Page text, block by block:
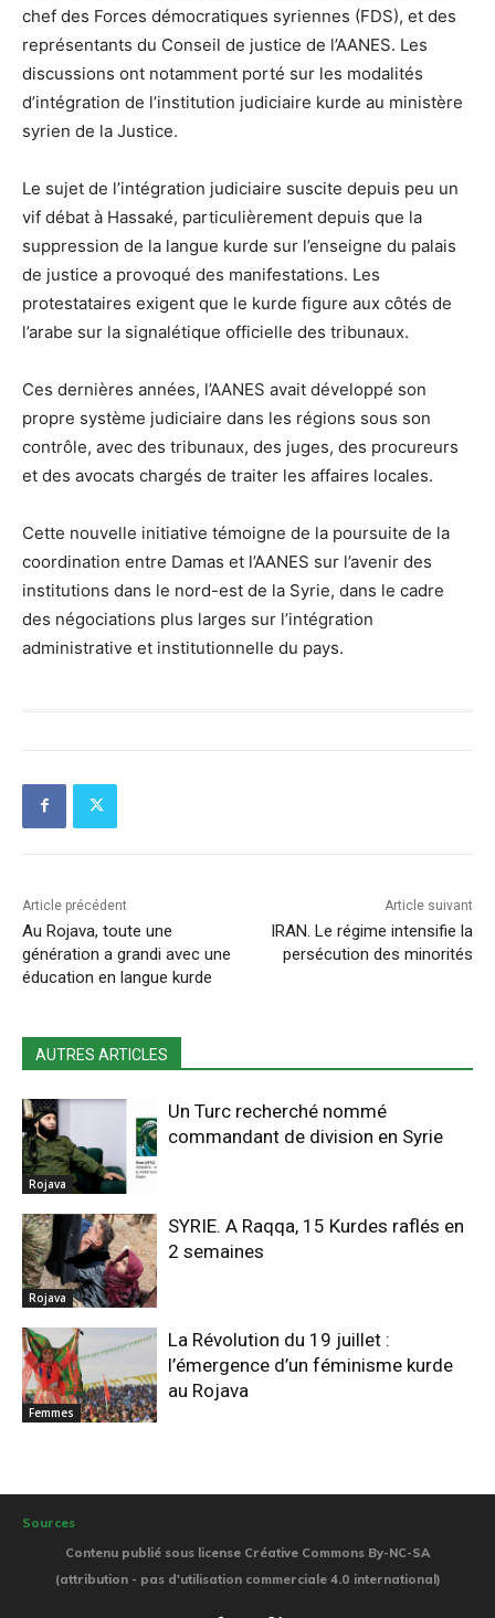
chef des Forces démocratiques syriennes (FDS), et des
représentants du Conseil de justice de l’AANES. Les
discussions ont notamment porté sur les modalités
d’intégration de l’institution judiciaire kurde au ministère
syrien de la Justice.
Le sujet de l’intégration judiciaire suscite depuis peu un
vif débat à Hassaké, particulièrement depuis que la
suppression de la langue kurde sur l’enseigne du palais
de justice a provoqué des manifestations. Les
protestataires exigent que le kurde figure aux côtés de
l’arabe sur la signalétique officielle des tribunaux.
Ces dernières années, l’AANES avait développé son
propre système judiciaire dans les régions sous son
contrôle, avec des tribunaux, des juges, des procureurs
et des avocats chargés de traiter les affaires locales.
Cette nouvelle initiative témoigne de la poursuite de la
coordination entre Damas et l’AANES sur l’avenir des
institutions dans le nord-est de la Syrie, dans le cadre
des négociations plus larges sur l’intégration
administrative et institutionnelle du pays.
Article précédent
Au Rojava, toute une
génération a grandi avec une
éducation en langue kurde
Article suivant
IRAN. Le régime intensifie la
persécution des minorités
AUTRES ARTICLES
Rojava
Un Turc recherché nommé
commandant de division en Syrie
Rojava
SYRIE. A Raqqa, 15 Kurdes raflés en
2 semaines
Femmes
La Révolution du 19 juillet :
l’émergence d’un féminisme kurde
au Rojava
Sources
Contenu publié sous license Créative Commons By-NC-SA
(attribution - pas d'utilisation commerciale 4.0 international)